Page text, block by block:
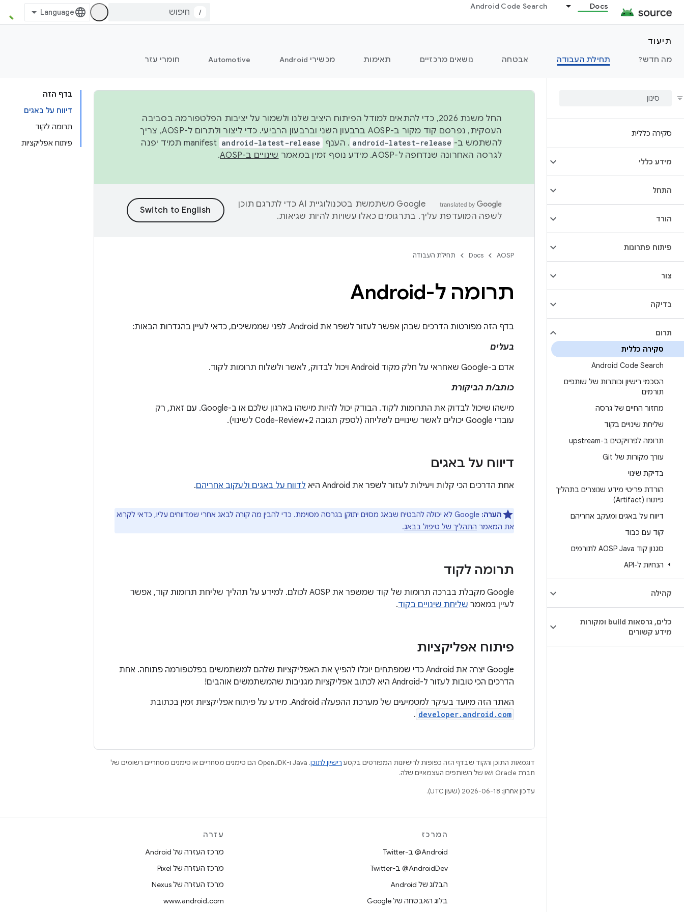
Docs
Android Code Search
/
תיעוד
מה חדש?
תחילת העבודה אבטחה נושאים מרכזיים תאימות מכשירי Android Automotive חומרי עזר
סקירה כללית
מידע כללי
התחל
הורד
פיתוח פתרונות
צור
בדיקה
תרום
סקירה כללית
Android Code Search
הסכמי רישיון וכותרות של שותפים
תורמים
מחזור החיים של גרסה
שליחת שינויים בקוד
תרומה לפרויקטים ב-upstream
עורך מקורות של Git
בדיקת שינוי
הורדת פריטי מידע שנוצרים בתהליך
פיתוח (Artifact)
דיווח על באגים ומעקב אחריהם
קוד עם כבוד
סגנון קוד AOSP Java לתורמים
הנחיות ל-API
קהילה
כלים,
גרסאות build ומקורות
מידע קשורים
בדף הזה
דיווח על באגים
תרומה לקוד
פיתוח אפליקציות
החל משנת 2026, כדי להתאים למודל הפיתוח היציב שלנו ולשמור על יציבות הפלטפורמה בסביבה
העסקית, נפרסם קוד מקור ב-AOSP ברבעון השני וברבעון הרביעי. כדי ליצור ולתרום ל-AOSP, צריך
להשתמש ב- android-latest-release . הענף android-latest-release
manifest תמיד יפנה
לגרסה האחרונה שנדחפה ל-AOSP. מידע נוסף זמין במאמר
שינויים ב-AOSP .
‫Google משתמשת בטכנולוגיית AI כדי לתרגם תוכן
לשפה המועדפת עליך. בתרגומים כאלו עשויות להיות שגיאות.
AOSP
Docs תחילת העבודה
תרומה ל-Android
בדף הזה מפורטות הדרכים שבהן אפשר לעזור לשפר את Android. לפני שממשיכים, כדאי לעיין בהגדרות הבאות:
בעלים
אדם ב-Google שאחראי על חלק מקוד Android ויכול לבדוק, לאשר ולשלוח תרומות לקוד.
כותב/ת הביקורת
מישהו שיכול לבדוק את התרומות לקוד. הבודק יכול להיות מישהו בארגון שלכם או ב-Google. עם זאת, רק
עובדי Google יכולים לאשר שינויים לשליחה (לספק תגובה Code-Review+2 לשינוי).
דיווח על באגים
אחת הדרכים הכי קלות ויעילות לעזור לשפר את Android היא לדווח על באגים ולעקוב אחריהם.
הערה:
Google לא יכולה להבטיח שבאג מסוים יתוקן בגרסה מסוימת. כדי להבין מה קורה לבאג אחרי שמדווחים עליו, כדאי לקרוא
את המאמר התהליך של טיפול בבאג.
תרומה לקוד
‫Google מקבלת בברכה תרומות של קוד שמשפר את AOSP לכולם. למידע על תהליך שליחת תרומות קוד, אפשר
לעיין במאמר שליחת שינויים בקוד.
פיתוח אפליקציות
‫Google יצרה את Android כדי שמפתחים יוכלו להפיץ את האפליקציות שלהם למשתמשים בפלטפורמה פתוחה. אחת
הדרכים הכי טובות לעזור ל-Android היא לכתוב אפליקציות מגניבות שהמשתמשים אוהבים!
האתר הזה מיועד בעיקר למטמיעים של מערכת ההפעלה Android. מידע על פיתוח אפליקציות זמין בכתובת
developer.android.com
.
דוגמאות התוכן והקוד שבדף הזה כפופות לרישיונות המפורטים בקטע רישיון לתוכן
.‏ Java ו-OpenJDK הם סימנים מסחריים או סימנים מסחריים רשומים של
חברת Oracle ו/או של השותפים העצמאיים שלה.
עדכון אחרון: 2026-06-18 (שעון UTC).
המרכז
‎@Android ב-Twitter
‎@AndroidDev ב-Twitter
הבלוג של Android
בלוג האבטחה של Google
עזרה
מרכז העזרה של Android
מרכז העזרה של Pixel
מרכז העזרה של Nexus
www.android.com